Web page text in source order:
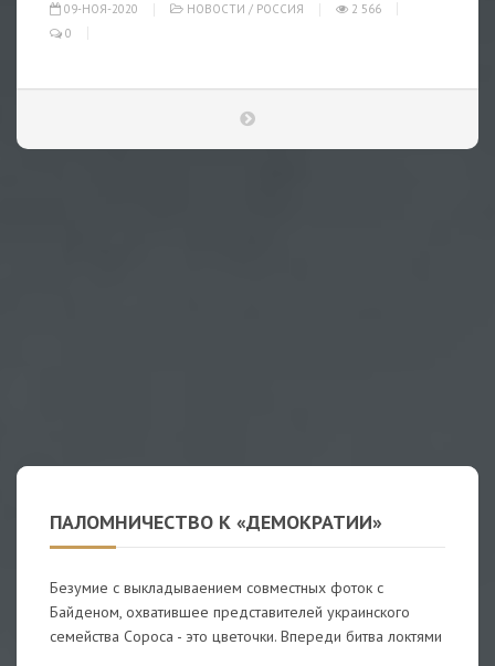
09-НОЯ-2020 НОВОСТИ / РОССИЯ
2 566
0
ПАЛОМНИЧЕСТВО К «ДЕМОКРАТИИ»
Безумие с выкладываением совместных фоток с
Байденом, охватившее представителей украинского
семейства Сороса - это цветочки. Впереди битва локтями